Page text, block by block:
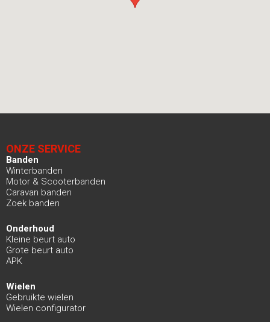
ONZE SERVICE
Banden
Winterbanden
Motor & Scooterbanden
Caravan banden
Zoek banden
Onderhoud
Kleine beurt auto
Grote beurt auto
APK
Wielen
Gebruikte wielen
Wielen configurator